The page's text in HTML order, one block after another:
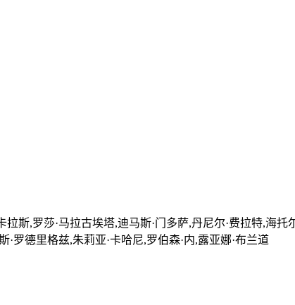
斯,罗莎·马拉古埃塔,迪马斯·门多萨,丹尼尔·费拉特,海托
·罗德里格兹,朱莉亚·卡哈尼,罗伯森·内,露亚娜·布兰道